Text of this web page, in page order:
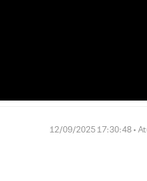
12/09/2025 17:30:48 •